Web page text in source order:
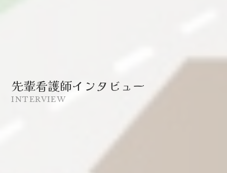
先輩看護師インタビュー
INTERVIEW